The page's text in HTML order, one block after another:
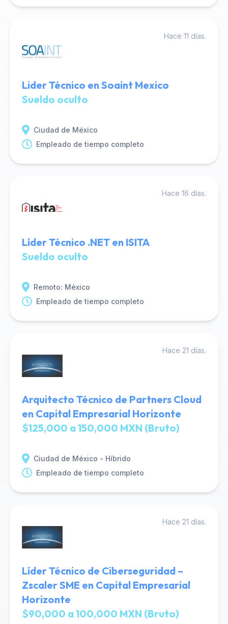
Hace 11 días.
Lider Técnico en Soaint Mexico
Sueldo oculto
Ciudad de México
Empleado de tiempo completo
Hace 16 días.
Líder Técnico .NET en ISITA
Sueldo oculto
Remoto: México
Empleado de tiempo completo
Hace 21 días.
Arquitecto Técnico de Partners Cloud
en Capital Empresarial Horizonte
$125,000 a 150,000 MXN (Bruto)
Ciudad de México - Híbrido
Empleado de tiempo completo
Hace 21 días.
Líder Técnico de Ciberseguridad –
Zscaler SME en Capital Empresarial
Horizonte
$90,000 a 100,000 MXN (Bruto)